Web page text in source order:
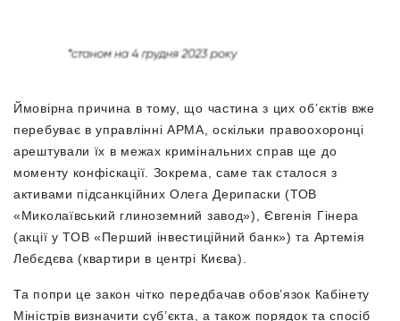
Ймовірна причина в тому, що частина з цих об’єктів вже
перебуває в управлінні АРМА, оскільки правоохоронці
арештували їх в межах кримінальних справ ще до
моменту конфіскації. Зокрема, саме так сталося з
активами підсанкційних Олега Дерипаски (ТОВ
«Миколаївський глиноземний завод»), Євгенія Гінера
(акції у ТОВ «Перший інвестиційний банк») та Артемія
Лебєдєва (квартири в центрі Києва).
Та попри це закон чітко передбачав обов’язок Кабінету
Міністрів визначити суб’єкта, а також порядок та спосіб